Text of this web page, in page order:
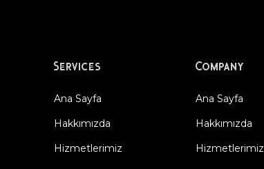
Services
Ana Sayfa
Hakkımızda
Hizmetlerimiz
Company
Ana Sayfa
Hakkımızda
Hizmetlerimiz